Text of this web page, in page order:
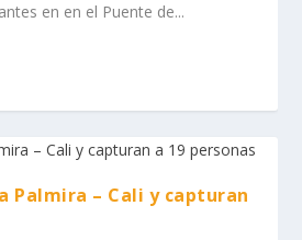
en en el Puente de...
Palmira – Cali y capturan